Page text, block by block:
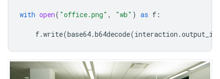
with open( "office.png" , "wb" ) as f :
f.write(base64.b64decode(interaction .